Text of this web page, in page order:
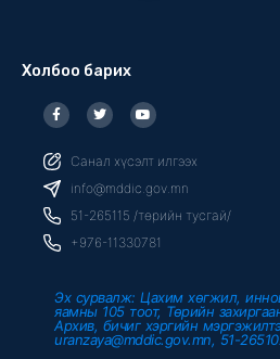
Холбоо барих
F
a
c
b
o
o
k
f
T
w
i
t
r
Y
o
u
u
e
Санал хүсэлт илгээх
info@mddic.gov.mn
51-265115 /төрийн тусгай/
+976-11330781
Эх сурвалж: Цахим хөгжил,
яамны 105 тоот, Төрийн
Архив, бичиг хэргийн
uranzaya@mddic.gov.mn, 51-